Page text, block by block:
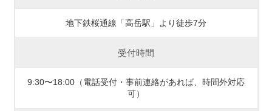
地下鉄桜通線「高岳駅」より徒歩7分
受付時間
9:30〜18:00（電話受付・事前連絡があれば、時間外対応
可）